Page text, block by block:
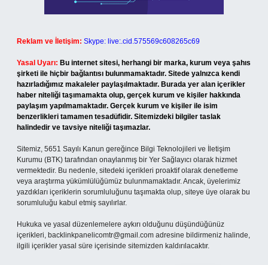
Reklam ve İletişim: Skype: live:.cid.575569c608265c69
Yasal Uyarı: Bu internet sitesi, herhangi bir marka, kurum veya şahıs
şirketi ile hiçbir bağlantısı bulunmamaktadır. Sitede yalnızca kendi
hazırladığımız makaleler paylaşılmaktadır. Burada yer alan içerikler
haber niteliği taşımamakta olup, gerçek kurum ve kişiler hakkında
paylaşım yapılmamaktadır. Gerçek kurum ve kişiler ile isim
benzerlikleri tamamen tesadüfidir. Sitemizdeki bilgiler taslak
halindedir ve tavsiye niteliği taşımazlar.
Sitemiz, 5651 Sayılı Kanun gereğince Bilgi Teknolojileri ve İletişim
Kurumu (BTK) tarafından onaylanmış bir Yer Sağlayıcı olarak hizmet
vermektedir. Bu nedenle, sitedeki içerikleri proaktif olarak denetleme
veya araştırma yükümlülüğümüz bulunmamaktadır. Ancak, üyelerimiz
yazdıkları içeriklerin sorumluluğunu taşımakta olup, siteye üye olarak bu
sorumluluğu kabul etmiş sayılırlar.
Hukuka ve yasal düzenlemelere aykırı olduğunu düşündüğünüz
içerikleri, backlinkpanelicomtr@gmail.com adresine bildirmeniz halinde,
ilgili içerikler yasal süre içerisinde sitemizden kaldırılacaktır.